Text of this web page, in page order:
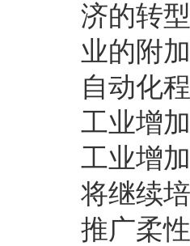
济的转
业的附
自动化
工业增
工业增
将继续
推广柔